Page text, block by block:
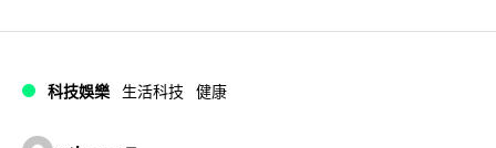
科技娛樂 生活科技 健康